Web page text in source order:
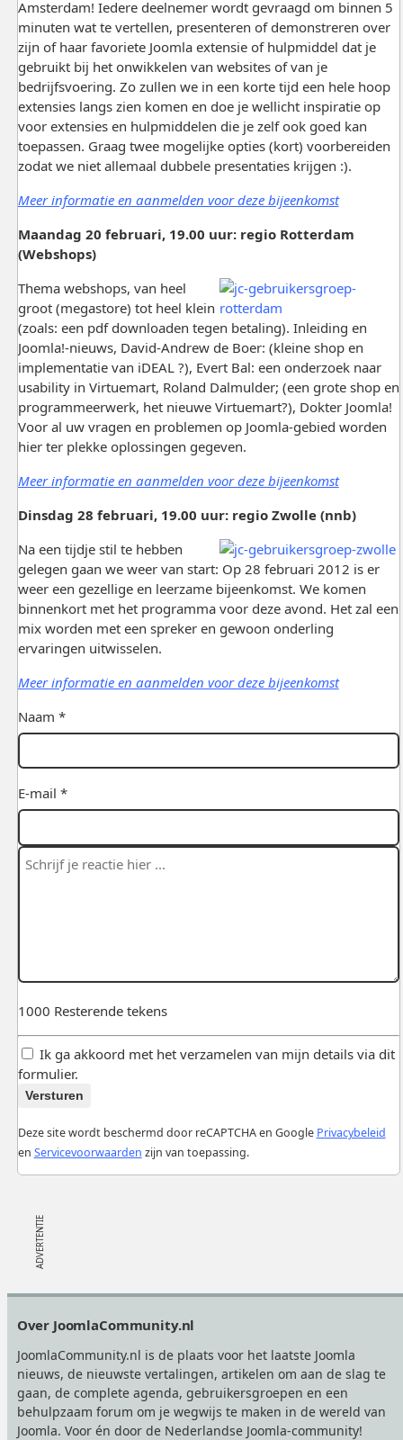
Amsterdam! Iedere deelnemer wordt gevraagd om binnen 5
minuten wat te vertellen, presenteren of demonstreren over
zijn of haar favoriete Joomla extensie of hulpmiddel dat je
gebruikt bij het onwikkelen van websites of van je
bedrijfsvoering. Zo zullen we in een korte tijd een hele hoop
extensies langs zien komen en doe je wellicht inspiratie op
voor extensies en hulpmiddelen die je zelf ook goed kan
toepassen. Graag twee mogelijke opties (kort) voorbereiden
zodat we niet allemaal dubbele presentaties krijgen :).
Meer informatie en aanmelden voor deze bijeenkomst
Maandag 20 februari, 19.00 uur: regio Rotterdam
(Webshops)
Thema webshops, van heel
groot (megastore) tot heel klein
(zoals: een pdf downloaden tegen betaling). Inleiding en
Joomla!-nieuws, David-Andrew de Boer: (kleine shop en
implementatie van iDEAL ?), Evert Bal: een onderzoek naar
usability in Virtuemart, Roland Dalmulder; (een grote shop en
programmeerwerk, het nieuwe Virtuemart?), Dokter Joomla!
Voor al uw vragen en problemen op Joomla-gebied worden
hier ter plekke oplossingen gegeven.
Meer informatie en aanmelden voor deze bijeenkomst
Dinsdag 28 februari, 19.00 uur: regio Zwolle (nnb)
Na een tijdje stil te hebben
gelegen gaan we weer van start: Op 28 februari 2012 is er
weer een gezellige en leerzame bijeenkomst. We komen
binnenkort met het programma voor deze avond. Het zal een
mix worden met een spreker en gewoon onderling
ervaringen uitwisselen.
Meer informatie en aanmelden voor deze bijeenkomst
Naam *
E-mail *
1000 Resterende tekens
Ik ga akkoord met het verzamelen van mijn details via dit
formulier.
Versturen
Deze site wordt beschermd door reCAPTCHA en Google Privacybeleid
en Servicevoorwaarden zijn van toepassing.
Over JoomlaCommunity.nl
JoomlaCommunity.nl is de plaats voor het laatste Joomla
nieuws, de nieuwste vertalingen, artikelen om aan de slag te
gaan, de complete agenda, gebruikersgroepen en een
behulpzaam forum om je wegwijs te maken in de wereld van
Joomla. Voor én door de Nederlandse Joomla-community!